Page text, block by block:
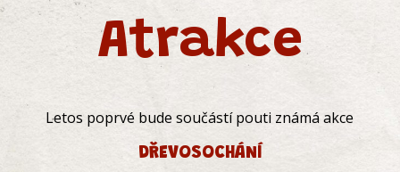
Atrakce
Letos poprvé bude součástí pouti známá akce
DŘEVOSOCHÁNÍ